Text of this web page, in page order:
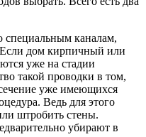
специальным каналам,
дом кирпичный или
уже на стадии
такой проводки в том,
уже имеющихся
Ведь для этого
штробить стены.
убирают в